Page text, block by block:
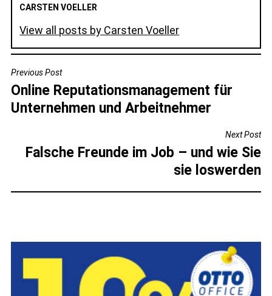
CARSTEN VOELLER
View all posts by Carsten Voeller
BEITRAGSNAVIGATION
Previous Post
Online Reputationsmanagement für
Unternehmen und Arbeitnehmer
Next Post
Falsche Freunde im Job – und wie Sie
sie loswerden